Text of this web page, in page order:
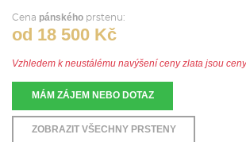
Cena pánského prstenu:
od 18 500 Kč
Vzhledem k neustálému navýšení ceny zlata jsou
MÁM ZÁJEM NEBO DOTAZ
ZOBRAZIT VŠECHNY PRSTENY